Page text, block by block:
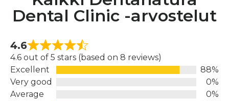
Dental Clinic -arvostelut
4.6
4.6 out of 5 stars (based on 8 reviews)
Excellent
88%
Very good
0%
Average
0%